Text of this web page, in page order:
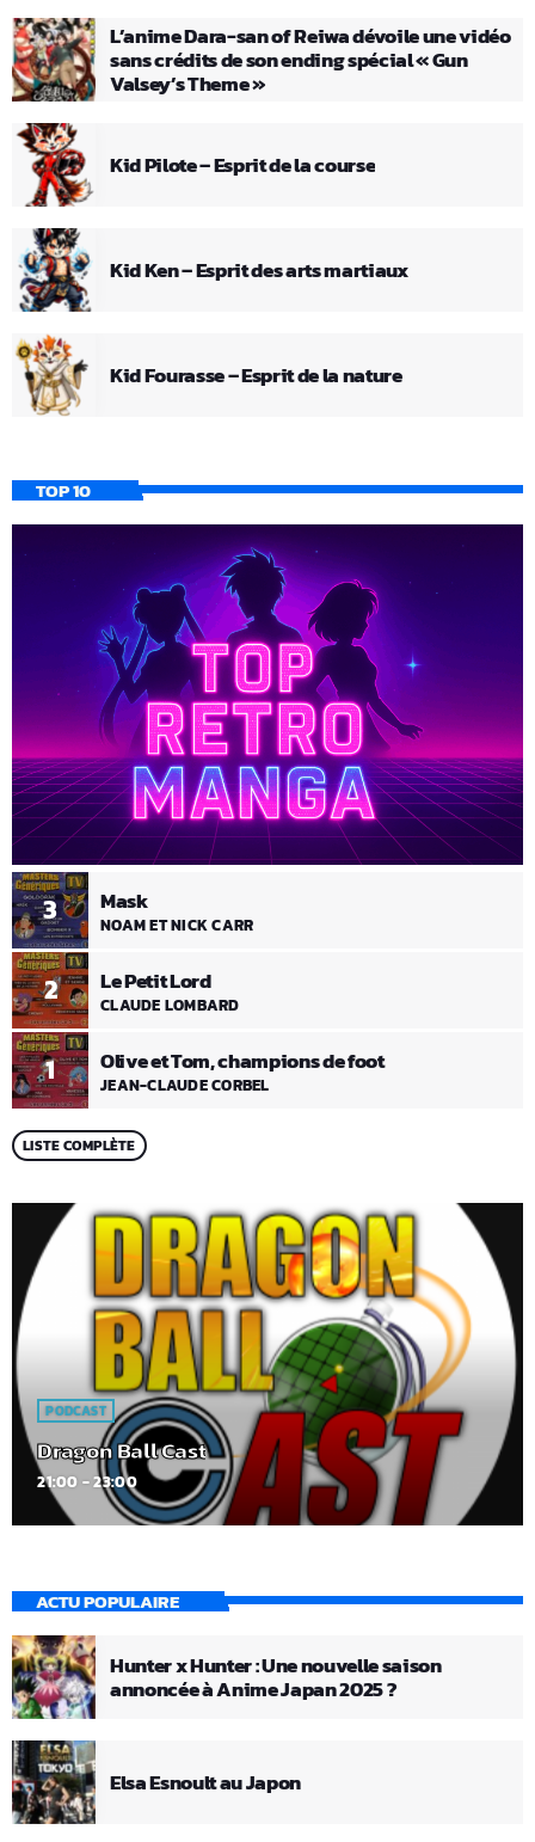
L’anime Dara-san of Reiwa dévoile une vidéo
sans crédits de son ending spécial « Gun
Valsey’s Theme »
Kid Pilote – Esprit de la course
Kid Ken – Esprit des arts martiaux
Kid Fourasse – Esprit de la nature
TOP 10
1 Olive et Tom, champions de foot
JEAN-CLAUDE CORBEL
2 Le Petit Lord
CLAUDE LOMBARD
3 Mask
NOAM ET NICK CARR
LISTE COMPLÈTE
PODCAST
Dragon Ball Cast
21:00 - 23:00
ACTU POPULAIRE
Hunter x Hunter : Une nouvelle saison
annoncée à Anime Japan 2025 ?
Elsa Esnoult au Japon